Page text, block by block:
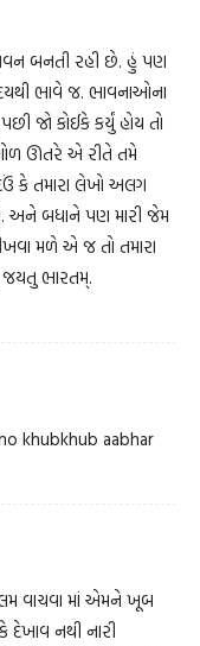
બનતી રહી છે. હું પણ
ભાવે જ. ભાવનાઓના
જો કોઈકે કર્યું હોય તો
ઊતરે એ રીતે તમે
કે તમારા લેખો અલગ
અને બધાને પણ મારી જેમ
મળે એ જ તો તમારા
જયતુ ભારતમ્.
khubkhub aabhar
વાચવા માં એમને ખૂબ
નથી નારી